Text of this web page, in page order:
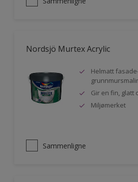
Nordsjö Murtex Acrylic
Helmatt
Gir en fin, glatt
Miljømerket
Sammenligne